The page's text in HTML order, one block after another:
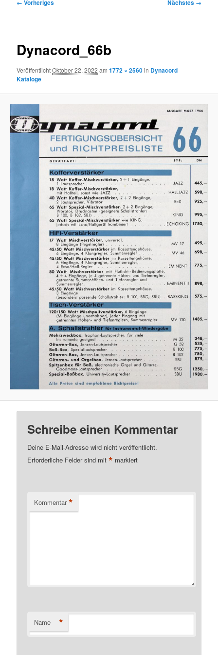
← Vorheriges Nächstes →
Dynacord_66b
VeröffentlichtOktober 22, 2022 am1772 × 2560in Dynacord
Kataloge
Schreibe einen Kommentar
Deine E-Mail-Adresse wird nicht veröffentlicht.
Erforderliche Felder sind mit* markiert
Kommentar *
Name *